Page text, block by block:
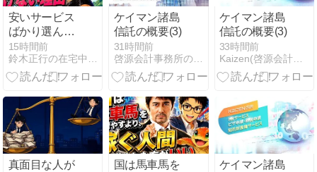
安いサービス
ばかり選んで
いる人が、な
かなか稼げな
い理由
15時間前
ケイマン諸島
信託の概要(3)
31時間前
啓源会計事務所の知識シェア
ケイマン諸島
信託の概要(3)
33時間前
Kaizen(啓源会計事務所)
真面目な人が
国は馬車馬を
ケイマン諸島